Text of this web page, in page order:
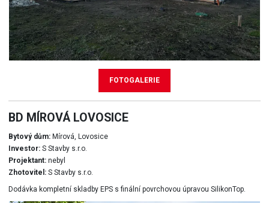
FOTOGALERIE
BD MÍROVÁ LOVOSICE
Bytový dům:Mírová, Lovosice
Investor:S Stavby s.r.o.
Projektant:nebyl
Zhotovitel:S Stavby s.r.o.
Dodávka kompletní skladby EPS s finální povrchovou úpravou SilikonTop.